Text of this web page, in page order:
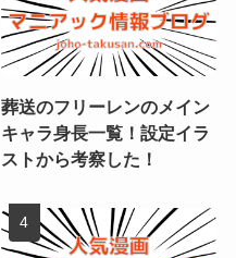
葬送のフリーレンのメイン
キャラ身長一覧！設定イラ
ストから考察した！